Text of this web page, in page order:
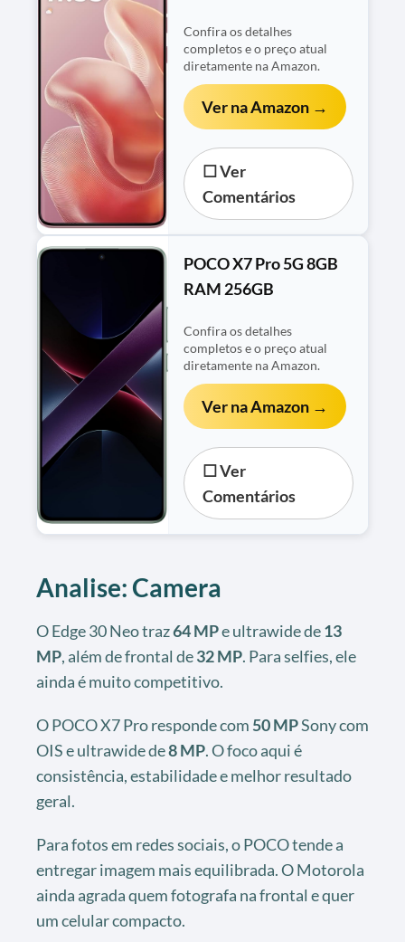
Confira os detalhes
completos e o preço atual
diretamente na Amazon.
Ver na Amazon →
☐ Ver
Comentários
POCO X7 Pro 5G 8GB
RAM 256GB
Confira os detalhes
completos e o preço atual
diretamente na Amazon.
Ver na Amazon →
☐ Ver
Comentários
Analise: Camera
O Edge 30 Neo traz64 MPe ultrawide de13
MP, além de frontal de32 MP. Para selfies, ele
ainda é muito competitivo.
O POCO X7 Pro responde com 50 MPSony com
OIS e ultrawide de8 MP. O foco aqui é
consistência, estabilidade e melhor resultado
geral.
Para fotos em redes sociais, o POCO tende a
entregar imagem mais equilibrada. O Motorola
ainda agrada quem fotografa na frontal e quer
um celular compacto.